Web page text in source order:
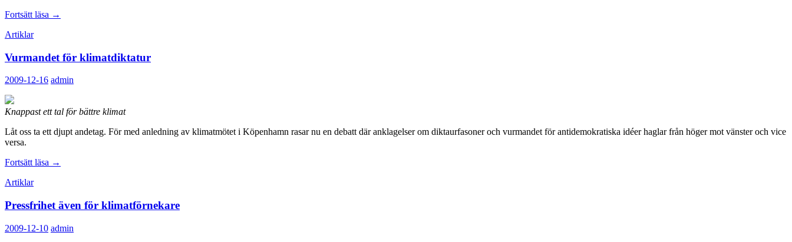
Fortsätt läsa Machomannen
→
Artiklar
Vurmandet för klimatdiktatur
2009-12-16 admin
Knappast ett tal för bättre klimat
Låt oss ta ett djupt andetag. För med anledning av klimatmötet i Köpenhamn rasar nu en debatt där anklagelser om diktaurfasoner och vurmandet för antidemokratiska idéer haglar från höger mot vänster och vice
versa.
Fortsätt läsa Vurmandet
→
Artiklar
Pressfrihet även för klimatförnekare
2009-12-10 admin